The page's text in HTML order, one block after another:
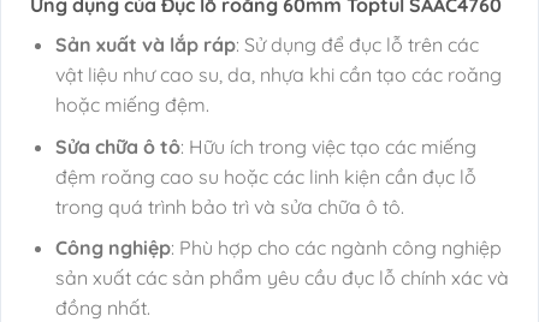
Sản xuất và lắp ráp: Sử dụng để đục lỗ trên các
vật liệu như cao su, da, nhựa khi cần tạo các roăng
hoặc miếng đệm.
Sửa chữa ô tô: Hữu ích trong việc tạo các miếng
đệm roăng cao su hoặc các linh kiện cần đục lỗ
trong quá trình bảo trì và sửa chữa ô tô.
Công nghiệp: Phù hợp cho các ngành công nghiệp
sản xuất các sản phẩm yêu cầu đục lỗ chính xác và
đồng nhất.